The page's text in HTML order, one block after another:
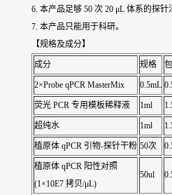
6. 本产品足够 50 次 20 μL 体系的探针
7. 本产品只能用于科研。
【规格及成分】
成分 规格
2×Probe qPCR MasterMix 0.5mL
荧光 PCR 专用模板稀释液 1ml
超纯水 1ml
植原体 qPCR 引物-探针干粉 50次
植原体 qPCR 阳性对照
(1×10E7 拷贝/μL)
50ul